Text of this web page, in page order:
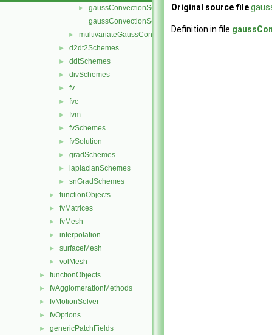
►
gaussConvectionScheme.H
gaussConvectionSchemes.C
► multivariateGaussConvectionScheme
► d2dt2Schemes
► ddtSchemes
► divSchemes
► fv
► fvc
► fvm
► fvSchemes
► fvSolution
► gradSchemes
► laplacianSchemes
► snGradSchemes
► functionObjects
► fvMatrices
► fvMesh
► interpolation
► surfaceMesh
► volMesh
► functionObjects
► fvAgglomerationMethods
► fvMotionSolver
► fvOptions
► genericPatchFields
Original source file
Definition in file